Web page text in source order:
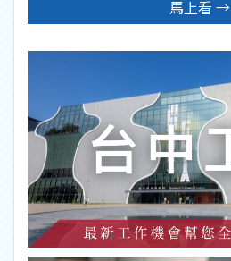
馬上看 →